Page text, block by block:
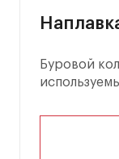
Буровой